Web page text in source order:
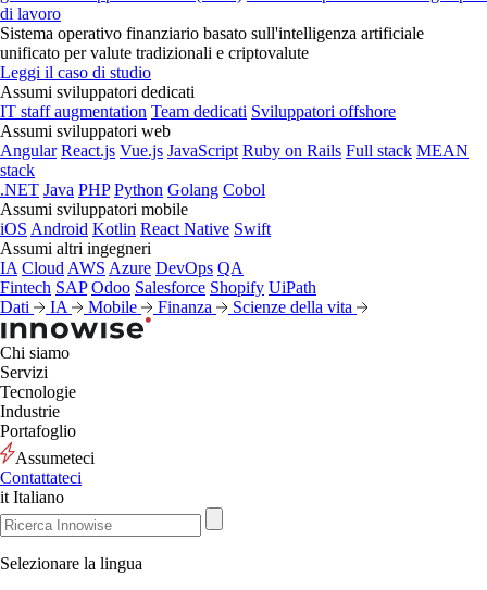
di lavoro
Sistema operativo finanziario basato sull'intelligenza artificiale
unificato per valute tradizionali e criptovalute
Leggi il caso di studio
Assumi sviluppatori dedicati
IT staff augmentation Team dedicati Sviluppatori offshore
Assumi sviluppatori web
Angular React.js Vue.js JavaScript Ruby on Rails Full stack MEAN
stack
.NET Java PHP Python Golang Cobol
Assumi sviluppatori mobile
iOS Android Kotlin React Native Swift
Assumi altri ingegneri
IA Cloud AWS Azure DevOps QA
Fintech SAP Odoo Salesforce Shopify UiPath
Dati
IA Mobile Finanza Scienze della vita
Chi siamo
Servizi
Tecnologie
Industrie
Portafoglio
Assumeteci
Contattateci
it Italiano
Selezionare la lingua